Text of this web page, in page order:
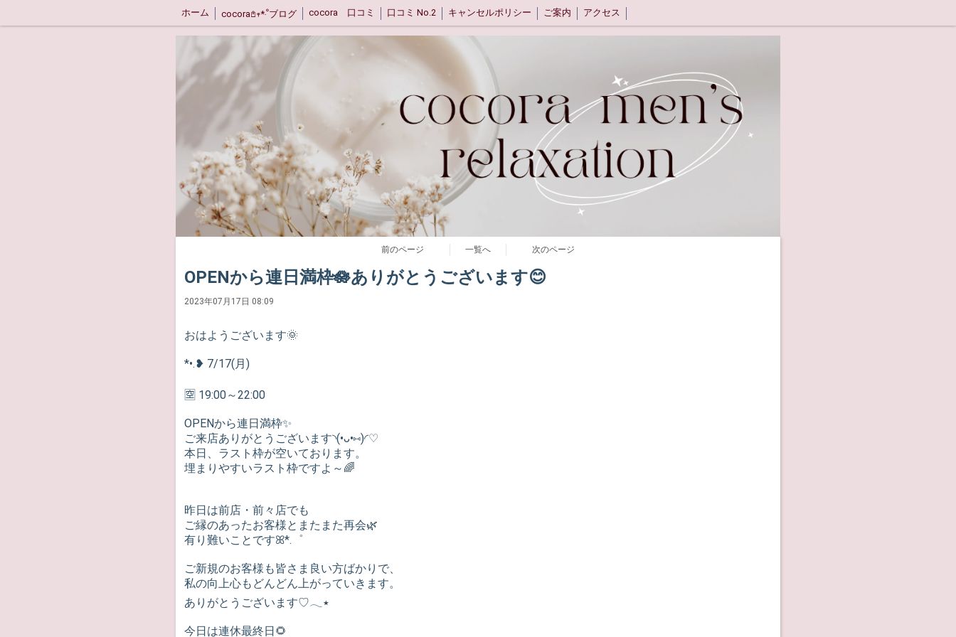
ホーム cocora𖤘𖥧*‧ﹾブログ cocora 口コミ 口コミ No.2 キャンセルポリシー ご案内 アクセス
前のページ 一覧へ 次のページ
OPENから連日満枠🪷ありがとうございます😊
2023年07月17日 08:09
おはようございます🌞
*•.❥ 7/17(月)
🈳 19:00～22:00
OPENから連日満枠✨
ご来店ありがとうございます◝(•ᴗ•⑅)◜♡
本日、ラスト枠が空いております。
埋まりやすいラスト枠ですよ～🌈
昨日は前店・前々店でも
ご縁のあったお客様とまたまた再会🌿
有り難いことですꕤ*.゜
ご新規のお客様も皆さま良い方ばかりで、
私の向上心もどんどん上がっていきます。
ありがとうございます♡𓂃٭
今日は連休最終日🌻